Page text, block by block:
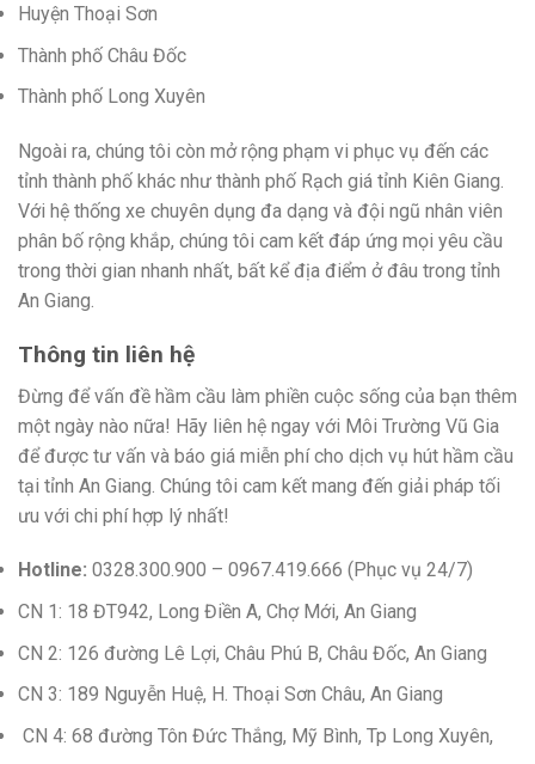
Huyện Thoại Sơn
Thành phố Châu Đốc
Thành phố Long Xuyên
Ngoài ra, chúng tôi còn mở rộng phạm vi phục vụ đến các
tỉnh thành phố khác như thành phố Rạch giá tỉnh Kiên Giang.
Với hệ thống xe chuyên dụng đa dạng và đội ngũ nhân viên
phân bố rộng khắp, chúng tôi cam kết đáp ứng mọi yêu cầu
trong thời gian nhanh nhất, bất kể địa điểm ở đâu trong tỉnh
An Giang.
Thông tin liên hệ
Đừng để vấn đề hầm cầu làm phiền cuộc sống của bạn thêm
một ngày nào nữa! Hãy liên hệ ngay với Môi Trường Vũ Gia
để được tư vấn và báo giá miễn phí cho dịch vụ hút hầm cầu
tại tỉnh An Giang. Chúng tôi cam kết mang đến giải pháp tối
ưu với chi phí hợp lý nhất!
Hotline: 0328.300.900 – 0967.419.666 (Phục vụ 24/7)
CN 1: 18 ĐT942, Long Điền A, Chợ Mới, An Giang
CN 2: 126 đường Lê Lợi, Châu Phú B, Châu Đốc, An Giang
CN 3: 189 Nguyễn Huệ, H. Thoại Sơn Châu, An Giang
CN 4: 68 đường Tôn Đức Thắng, Mỹ Bình, Tp Long Xuyên,